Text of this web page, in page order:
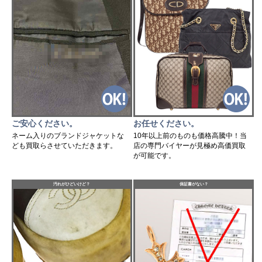
ご安心ください。
ネーム入りのブランドジャケットな
ども買取らさせていただきます。
お任せください。
10年以上前のものも価格高騰中！当
店の専門バイヤーが見極め高価買取
が可能です。
汚れがひどいけど？ 保証書がない？